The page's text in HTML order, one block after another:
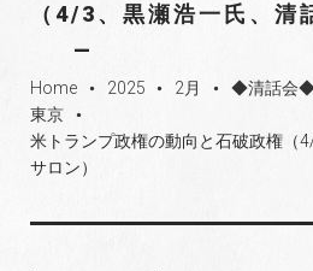
（4/3、黒瀬浩一氏、清
Home fiber_manual_record 2025 fiber_manual_record 2月 fiber_manual_record ◆清話会
東京 fiber_manual_record
米トランプ政権の動向と石破政権（
サロン）